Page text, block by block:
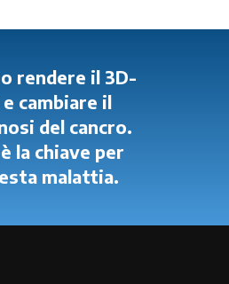
rendere il 3D-
e cambiare il
del cancro.
la chiave per
malattia.